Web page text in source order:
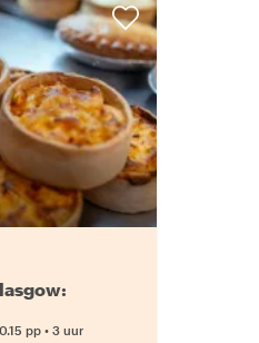
pp • 3 uur